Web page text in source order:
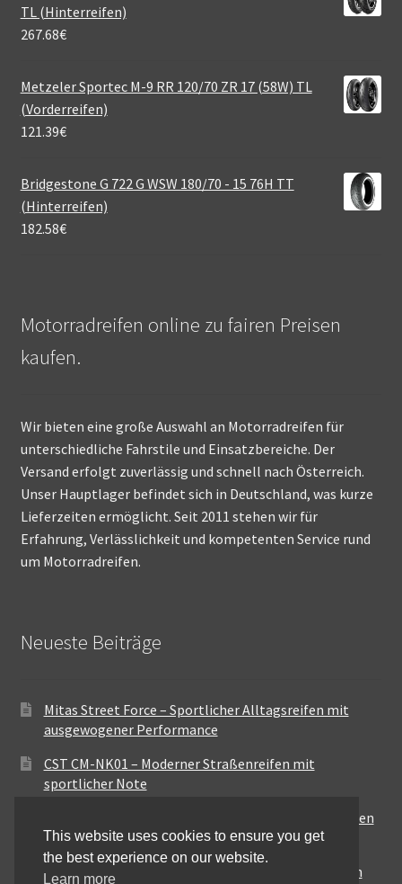
TL (Hinterreifen)
267.68€
Metzeler Sportec M-9 RR 120/70 ZR 17 (58W) TL
(Vorderreifen)
121.39€
Bridgestone G 722 G WSW 180/70 - 15 76H TT
(Hinterreifen)
182.58€
Motorradreifen online zu fairen Preisen
kaufen.
Wir bieten eine große Auswahl an Motorradreifen für
unterschiedliche Fahrstile und Einsatzbereiche. Der
Versand erfolgt zuverlässig und schnell nach Österreich.
Unser Hauptlager befindet sich in Deutschland, was kurze
Lieferzeiten ermöglicht. Seit 2011 stehen wir für
Erfahrung, Verlässlichkeit und kompetenten Service rund
um Motorradreifen.
Neueste Beiträge
Mitas Street Force – Sportlicher Alltagsreifen mit
ausgewogener Performance
CST CM-NK01 – Moderner Straßenreifen mit
sportlicher Note
Maxxis MA-ST3 – Ausgewogener Sport-Touring-Reifen
für vielseitige Einsätze
Pirelli City Demon – Zuverlässigkeit für den urbanen
This website uses cookies to ensure you get
the best experience on our website.
Learn more